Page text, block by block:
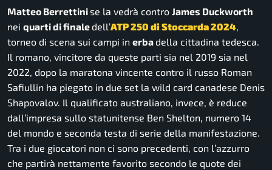
Matteo Berrettinise la vedrà contro James Duckworth
nei quarti di finale dell’ATP 250 di Stoccarda 2024,
torneo di scena sui campi in erba della cittadina tedesca.
Il romano, vincitore da queste parti sia nel 2019 sia nel
2022, dopo la maratona vincente contro il russo Roman
Safiullin ha piegato in due set la wild card canadese Denis
Shapovalov. Il qualificato australiano, invece, è reduce
dall’impresa sullo statunitense Ben Shelton, numero 14
del mondo e seconda testa di serie della manifestazione.
Tra i due giocatori non ci sono precedenti, con l’azzurro
che partirà nettamente favorito secondo le quote dei